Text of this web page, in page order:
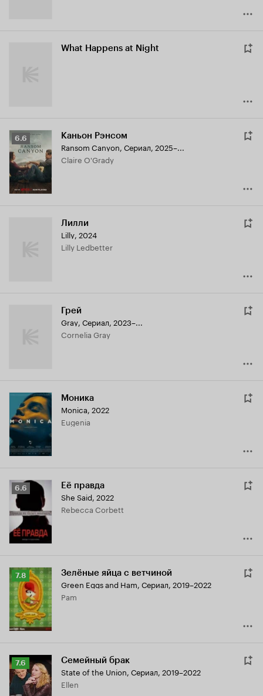
What Happens at Night
Рейтинг
Кинопоиска
6.6
6.6 Каньон Рэнсом
Ransom Canyon, Сериал, 2025–...
Claire O'Grady
Лилли
Lilly, 2024
Lilly Ledbetter
Грей
Gray, Сериал, 2023–...
Cornelia Gray
Моника
Monica, 2022
Eugenia
Рейтинг
Кинопоиска
6.6
6.6 Её правда
She Said, 2022
Rebecca Corbett
Рейтинг
Кинопоиска
7.8
7.8 Зелёные яйца с ветчиной
Green Eggs and Ham, Сериал, 2019–2022
Pam
Рейтинг
Кинопоиска
7.6
7.6 Семейный брак
State of the Union, Сериал, 2019–2022
Ellen